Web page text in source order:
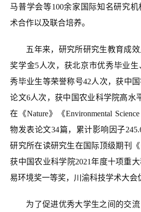
马普学会等100余家国际知名研究
术合作以及联合培养。
五年来，研究所研究生教育成
奖学金5人次，获北京市优秀毕业
秀毕业生等荣誉称号42人次，获中
论文6人次，获中国农业科学院高水
在《Nature》《Environmental
物发表论文34篇，累计影响因子
研究所在读研究生在国际顶级期刊
获中国农业科学院2021年度十项重
易环境奖一等奖，川渝科技学术大会
为了促进优秀大学生之间的交